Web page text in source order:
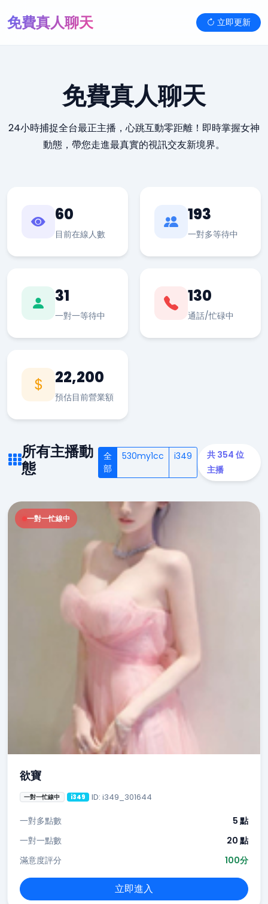
免費真人聊天 立即更新
免費真人聊天
24小時捕捉全台最正主播，心跳互動零距離！即時掌握女神
動態，帶您走進最真實的視訊交友新境界。
60
目前在線人數
193
一對多等待中
31
一對一等待中
130
通話/忙碌中
22,200
預估目前營業額
所有主播動
態
全
部
530my1cc i349
共 354 位
主播
一對一忙線中
欲寶
一對一忙線中 i349 ID: i349_301644
一對多點數
5 點
一對一點數
20 點
滿意度評分
100分
立即進入